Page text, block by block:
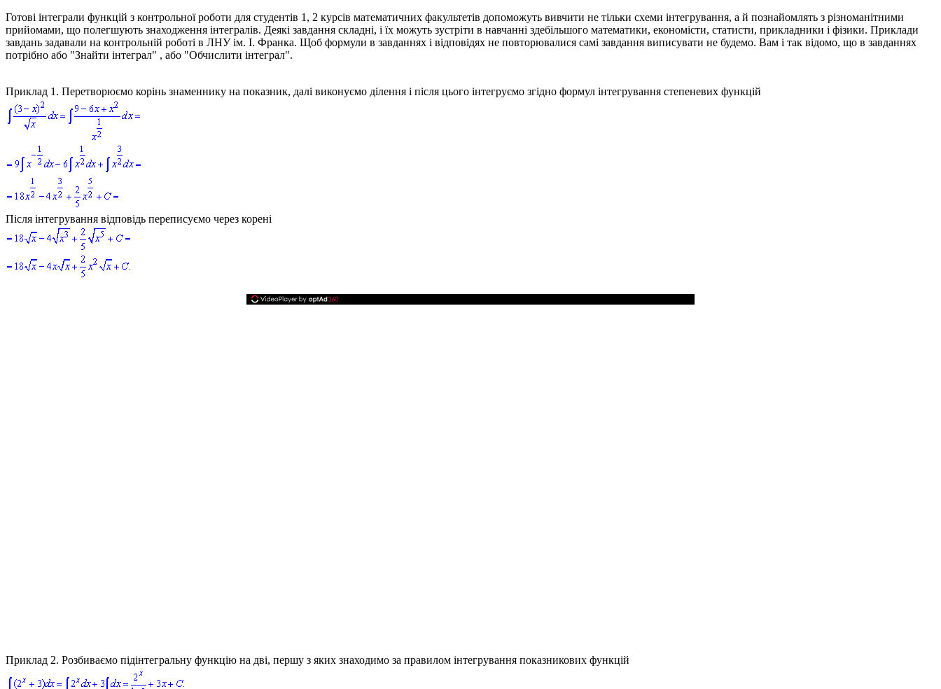
Готові інтеграли функцій з контрольної роботи для студентів 1, 2 курсів математичних факультетів допоможуть вивчити не тільки схеми інтегрування, а й познайомлять з різноманітними
прийомами, що полегшують знаходження інтегралів. Деякі завдання складні, і їх можуть зустріти в навчанні здебільшого математики, економісти, статисти, прикладники і фізики. Приклади
завдань задавали на контрольній роботі в ЛНУ ім. І. Франка. Щоб формули в завданнях і відповідях не повторювалися самі завдання виписувати не будемо. Вам і так відомо, що в завданнях
потрібно або "Знайти інтеграл" , або "Обчислити інтеграл".
Приклад 1. Перетворюємо корінь знаменнику на показник, далі виконуємо ділення і після цього інтегруємо згідно формул інтегрування степеневих функцій
Після інтегрування відповідь переписуємо через корені
Приклад 2. Розбиваємо підінтегральну функцію на дві, першу з яких знаходимо за правилом інтегрування показникових функцій